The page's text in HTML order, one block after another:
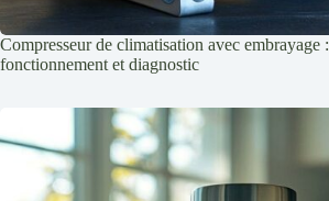
Compresseur de climatisation avec embrayage :
fonctionnement et diagnostic